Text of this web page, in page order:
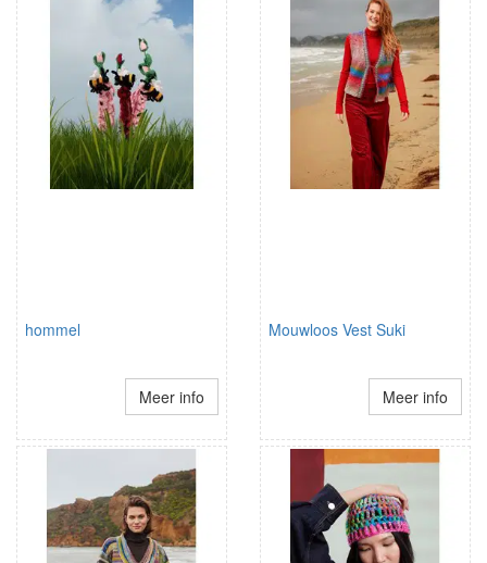
hommel
Meer info
Mouwloos Vest Suki
Meer info